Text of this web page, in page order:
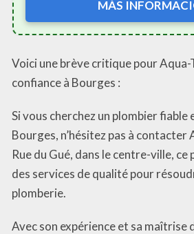
MÁS
Voici une brève critique pour Aqua-
confiance à Bourges :
Si vous cherchez un plombier fiable
Bourges, n’hésitez pas à contacter
Rue du Gué, dans le centre-ville,
des services de qualité pour
plomberie.
Avec son expérience et sa maîtrise